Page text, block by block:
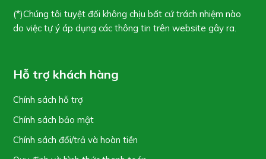
(*)Chúng tôi tuyệt đối không chịu bất cứ trách nhiệm nào
do việc tự ý áp dụng các thông tin trên website gây ra.
Hỗ trợ khách hàng
Chính sách hỗ trợ
Chính sách bảo mật
Chính sách đổi/trả và hoàn tiền